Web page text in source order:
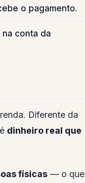
o pagamento.
conta da
Diferente da
dinheiro real que
físicas — o que